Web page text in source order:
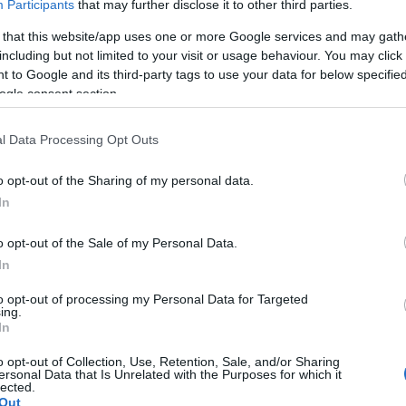
Participants that may further disclose it to other third parties.
that this website/app uses one or more Google services and may
but not limited to your visit or usage behaviour. You may
to Google and its third-party tags to use your data for below
consent section.
Data Processing Opt Outs
opt-out of the Sharing of my personal data.
opt-out of the Sale of my Personal Data.
opt-out of processing my Personal Data for Targeted
opt-out of Collection, Use, Retention, Sale, and/or Sharing
Data that Is Unrelated with the Purposes for which it
αμερικανικού αργού, παράδοσης Ιουνίου,
δολάρια ανά βαρέλι.
07:51